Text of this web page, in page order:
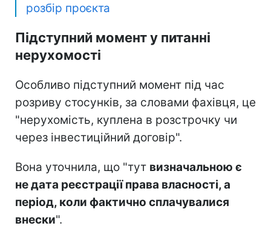
розбір проєкта
Підступний момент у питанні
нерухомості
Особливо підступний момент під час
розриву стосунків, за словами фахівця, це
"нерухомість, куплена в розстрочку чи
через інвестиційний договір".
Вона уточнила, що "тут визначальною є
не дата реєстрації права власності, а
період, коли фактично сплачувалися
внески".